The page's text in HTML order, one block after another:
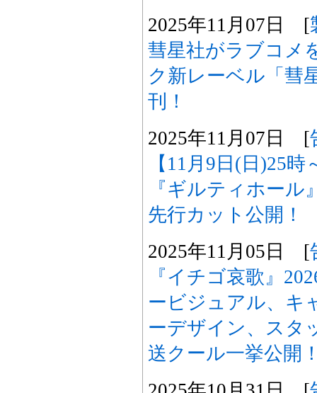
2025年11月07日 [
彗星社がラブコメ
ク新レーベル「彗
刊！
2025年11月07日 [
【11月9日(日)25
『ギルティホー
先行カット公開！
2025年11月05日 [
『イチゴ哀歌』
ービジュアル、キ
ーデザイン、スタ
送クール一挙公開